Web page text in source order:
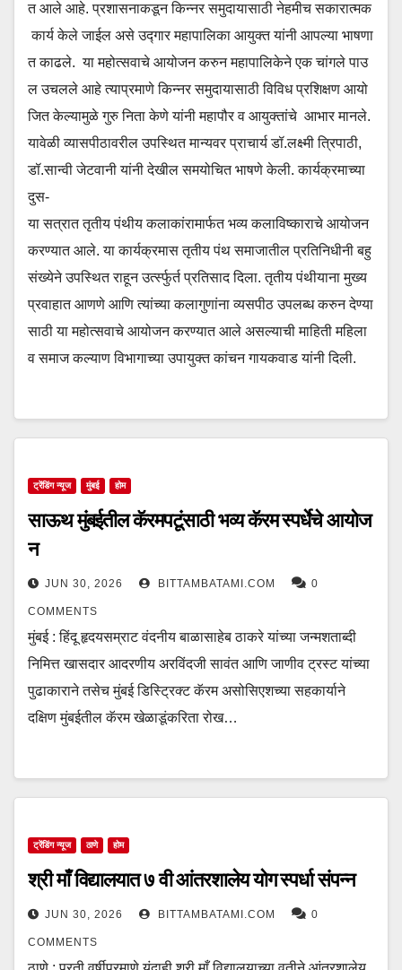
त आले आहे. प्रशासनाकडून किन्नर समुदायासाठी नेहमीच सकारात्मक
कार्य केले जाईल असे उद्गार महापालिका आयुक्त यांनी आपल्या भाषणा
त काढले. या महोत्सवाचे आयोजन करुन महापालिकेने एक चांगले पाउ
ल उचलले आहे त्याप्रमाणे किन्नर समुदायासाठी विविध प्रशिक्षण आयो
जित केल्यामुळे गुरु निता केणे यांनी महापौर व आयुक्तांचे आभार मानले.
यावेळी व्यासपीठावरील उपस्थित मान्यवर प्राचार्य डॉ.लक्ष्मी त्रिपाठी,
डॉ.सान्वी जेटवानी यांनी देखील समयोचित भाषणे केली. कार्यक्रमाच्या
दुस-
या सत्रात तृतीय पंथीय कलाकांरामार्फत भव्य कलाविष्काराचे आयोजन
करण्यात आले. या कार्यक्रमास तृतीय पंथ समाजातील प्रतिनिधीनी बहु
संख्येने उपस्थित राहून उर्त्स्फुर्त प्रतिसाद दिला. तृतीय पंथीयाना मुख्य
प्रवाहात आणणे आणि त्यांच्या कलागुणांना व्यसपीठ उपलब्ध करुन देण्या
साठी या महोत्सवाचे आयोजन करण्यात आले असल्याची माहिती महिला
व समाज कल्याण विभागाच्या उपायुक्त कांचन गायकवाड यांनी दिली.
ट्रेंडिंग न्यूज मुंबई होम
साऊथ मुंबईतील कॅरमपटूंसाठी भव्य कॅरम स्पर्धेचे आयोज
न
JUN 30, 2026 BITTAMBATAMI.COM 0
COMMENTS
मुंबई : हिंदू हृदयसम्राट वंदनीय बाळासाहेब ठाकरे यांच्या जन्मशताब्दी
निमित्त खासदार आदरणीय अरविंदजी सावंत आणि जाणीव ट्रस्ट यांच्या
पुढाकाराने तसेच मुंबई डिस्ट्रिक्ट कॅरम असोसिएशच्या सहकार्याने
दक्षिण मुंबईतील कॅरम खेळाडूंकरिता रोख…
ट्रेंडिंग न्यूज ठाणे होम
श्री माँ विद्यालयात ७ वी आंतरशालेय योग स्पर्धा संपन्न
JUN 30, 2026 BITTAMBATAMI.COM 0
COMMENTS